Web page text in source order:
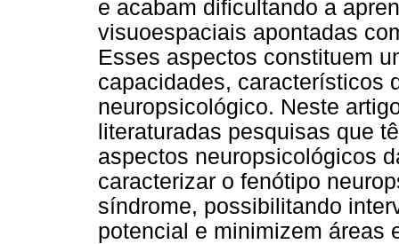
e acabam dificultando a
visuoespaciais apontadas
Esses aspectos constituem
capacidades, característicos
neuropsicológico. Neste
literaturadas pesquisas que
aspectos neuropsicológicos
caracterizar o fenótipo
síndrome, possibilitando
potencial e minimizem áreas